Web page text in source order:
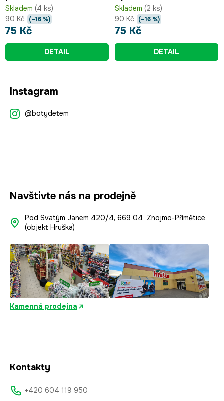
Skladem (4 ks)
75 Kč
90 Kč (–16 %)
DETAIL
Skladem (2 ks)
75 Kč
90 Kč (–16 %)
DETAIL
Instagram
@botydetem
Navštivte nás na prodejně
Pod Svatým Janem 420/4, 669 04 Znojmo-Přímětice
(objekt Hruška)
Kamenná prodejna
Kontakty
+420 604 119 950